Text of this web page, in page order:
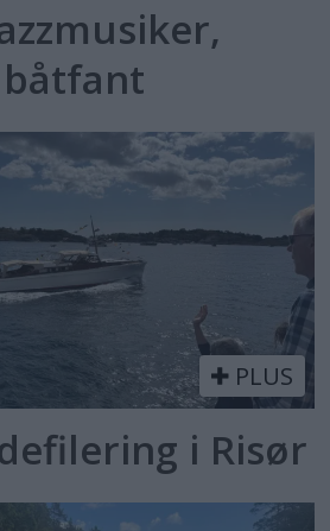
PLUS
i Risør